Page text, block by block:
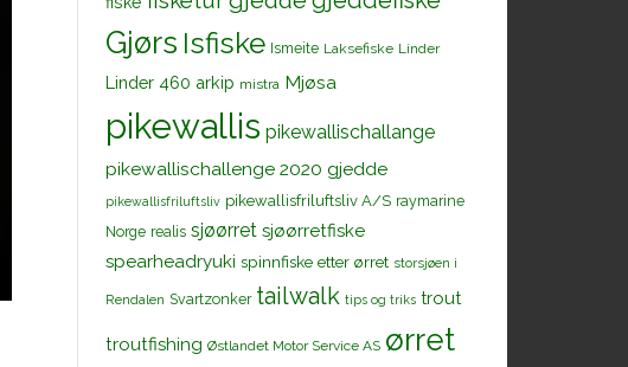
Gjørs Isfiske Ismeite Laksefiske Linder
Linder 460 arkip mistra Mjøsa
pikewallis pikewallischallange
pikewallischallenge 2020 gjedde
pikewallisfriluftsliv pikewallisfriluftsliv A/S raymarine
Norge realis sjøørret sjøørretfiske
spearheadryuki spinnfiske etter ørret storsjøen i
Rendalen Svartzonker tailwalk tips og triks trout
troutfishing Østlandet Motor Service AS ørret